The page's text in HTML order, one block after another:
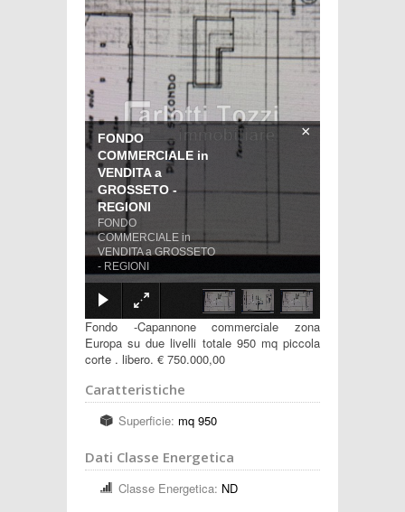
FONDO
COMMERCIALE in
VENDITA a
GROSSETO -
REGIONI
FONDO
COMMERCIALE in
VENDITA a GROSSETO
- REGIONI
×
Fondo -Capannone commerciale zona
Europa su due livelli totale 950 mq piccola
corte . libero. € 750.000,00
Caratteristiche
Superficie: mq 950
Dati Classe Energetica
Classe Energetica: ND